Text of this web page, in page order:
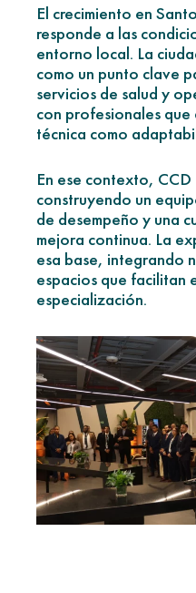
El crecimiento en
responde a las
entorno local. La
como un punto clave
servicios de salud y
con profesionales
técnica como
En ese contexto,
construyendo un
de desempeño y una
mejora continua. La
esa base, integrando
espacios que facilitan
especialización.